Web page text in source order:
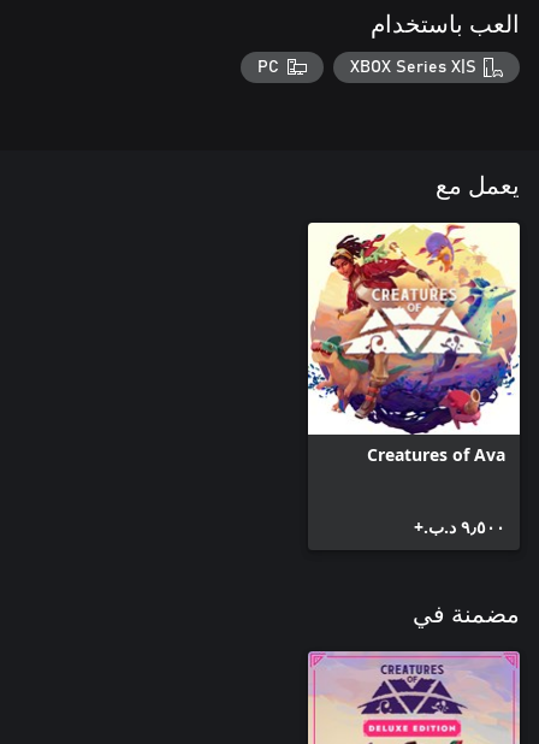
العب باستخدام
XBOX Series X|S
PC
يعمل مع
Creatures of Ava
٩٫٥٠٠ د.ب.‏+
مضمنة في